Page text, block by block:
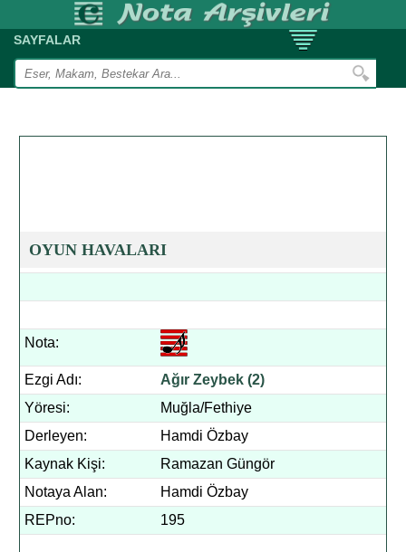
SAYFALAR
OYUN HAVALARI
Nota:
Ezgi Adı:
Ağır Zeybek (2)
Yöresi:
Muğla/Fethiye
Derleyen:
Hamdi Özbay
Kaynak Kişi:
Ramazan Güngör
Notaya Alan:
Hamdi Özbay
REPno:
195